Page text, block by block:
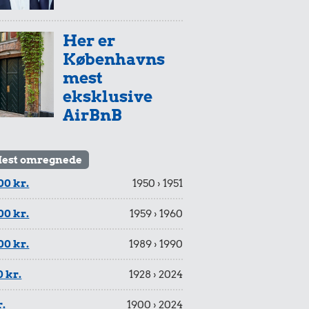
Her er
Københavns
mest
eksklusive
AirBnB
omregnede
kr.
1950 › 1951
kr. 1959 › 1960
kr. 1989 › 1990
kr. 1928 › 2024
1900 › 2024